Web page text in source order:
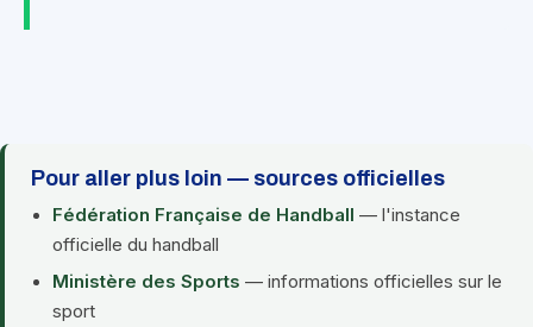
Pour aller plus loin — sources officielles
Fédération Française de Handball — l'instance
officielle du handball
Ministère des Sports — informations officielles sur le
sport